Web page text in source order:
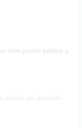
nám prosím pošlete o